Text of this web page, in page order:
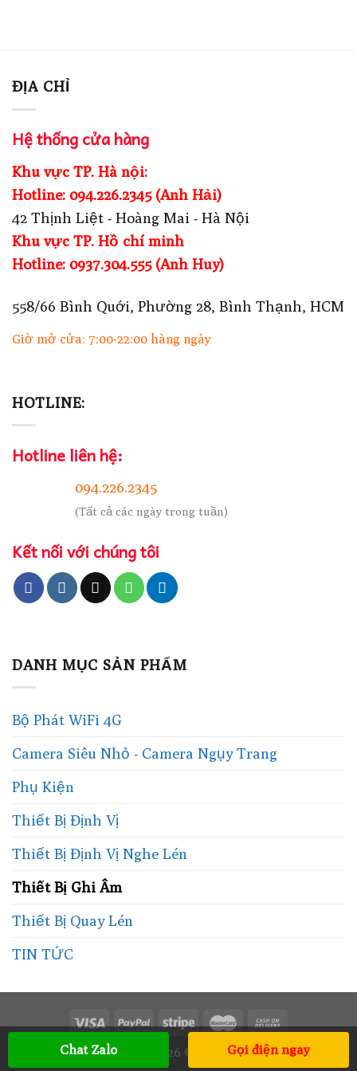
ĐỊA CHỈ
Hệ thống cửa hàng
Khu vực TP. Hà nội:
Hotline: 094.226.2345 (Anh Hải)
42 Thịnh Liệt - Hoàng Mai - Hà Nội
Khu vực TP. Hồ chí minh
Hotline: 0937.304.555 (Anh Huy)
558/66 Bình Quới, Phường 28, Bình Thạnh, HCM
Giờ mở cửa: 7:00-22:00 hàng ngày
HOTLINE:
Hotline liên hệ:
094.226.2345
(Tất cả các ngày trong tuần)
Kết nối với chúng tôi
DANH MỤC SẢN PHẨM
Bộ Phát WiFi 4G
Camera Siêu Nhỏ - Camera Ngụy Trang
Phụ Kiện
Thiết Bị Định Vị
Thiết Bị Định Vị Nghe Lén
Thiết Bị Ghi Âm
Thiết Bị Quay Lén
TIN TỨC
Copyright 2026 © UX Themes
Chat Zalo Gọi điện ngay